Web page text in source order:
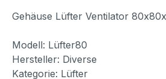
Gehäuse Lüfter Ventilator
Modell: Lüfter80
Hersteller: Diverse
Kategorie: Lüfter